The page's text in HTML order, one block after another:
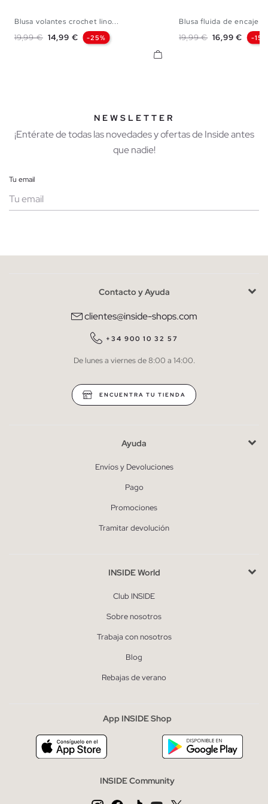
Blusa volantes crochet lino...
Precio base
19,99 € Precio
14,99 € -25%
Blusa fluida de encaje
Precio base
19,99 € Precio
16,99 € -15%
NEWSLETTER
¡Entérate de todas las novedades y ofertas de Inside antes
que nadie!
Tu email
He leído y entiendo lapolítica de privacidad
QUIERO SUSCRIBIRME
* Puedes cancelar la suscripción en cualquier momento.
Contacto y Ayuda
clientes@inside-shops.com
+34 900 10 32 57
De lunes a viernes de 8:00 a 14:00.
ENCUENTRA TU TIENDA
Ayuda
Envíos y Devoluciones
Pago
Promociones
Tramitar devolución
INSIDE World
Club INSIDE
Sobre nosotros
Trabaja con nosotros
Blog
Rebajas de verano
App INSIDE Shop
INSIDE Community